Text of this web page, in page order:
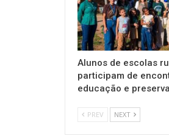
Alunos de escolas
participam de
educação e
PREV NEXT